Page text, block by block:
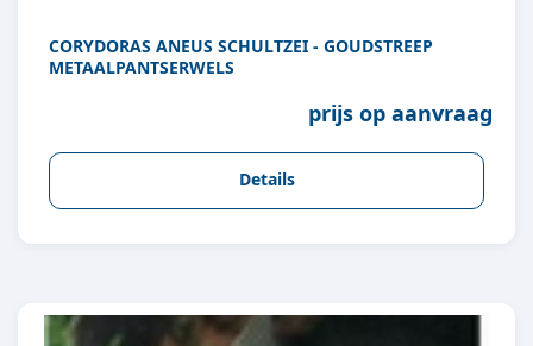
CORYDORAS ANEUS SCHULTZEI - GOUDSTREEP
METAALPANTSERWELS
prijs op aanvraag
Details